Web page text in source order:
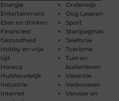
Energie
Entertainment
Eten en drinken
Financieel
Gezondheid
Hobby en vrije
tijd
Horeca
Huishoudelijk
Industrie
Internet
Onderwijs
Oog Laseren
Sport
Startpaginas
Telefonie
Toerisme
Tuin en
buitenleven
Vakantie
Verbouwen
Vervoer en